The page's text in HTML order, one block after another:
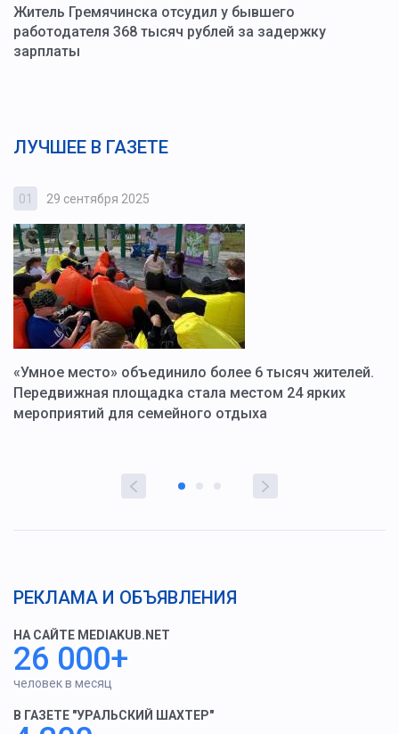
Житель Гремячинска отсудил у бывшего
работодателя 368 тысяч рублей за задержку
зарплаты
ЛУЧШЕЕ В ГАЗЕТЕ
01 29 сентября 2025
«Умное место» объединило более 6 тысяч жителей.
Передвижная площадка стала местом 24 ярких
мероприятий для семейного отдыха
РЕКЛАМА И ОБЪЯВЛЕНИЯ
НА САЙТЕ MEDIAKUB.NET
26 000+
человек в месяц
В ГАЗЕТЕ "УРАЛЬСКИЙ ШАХТЕР"